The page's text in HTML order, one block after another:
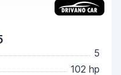
5
102 hp